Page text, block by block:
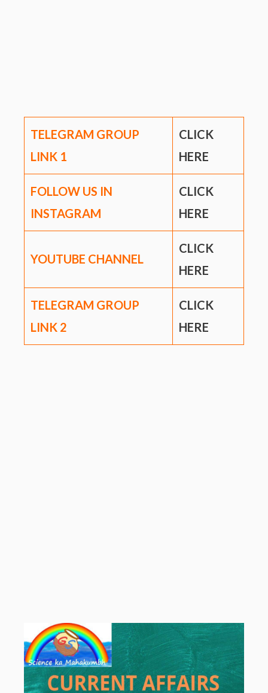
TELEGRAM GROUP
LINK 1
CLICK
HERE
FOLLOW US IN
INSTAGRAM
CLICK
HERE
YOUTUBE CHANNEL
CLICK
HERE
TELEGRAM GROUP
LINK 2
CLICK
HERE